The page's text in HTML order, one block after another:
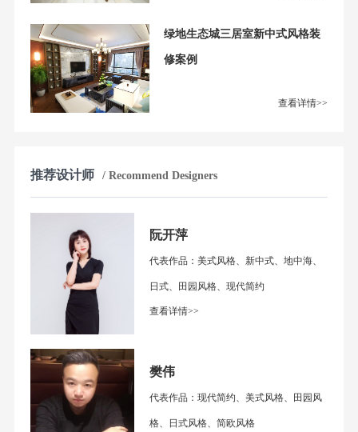
绿地生态城三居室新中式风格装
修案例
查看详情>>
推荐设计师 / Recommend Designers
阮开萍
代表作品：美式风格、新中式、地中海、
日式、田园风格、现代简约
查看详情>>
樊伟
代表作品：现代简约、美式风格、田园风
格、日式风格、简欧风格